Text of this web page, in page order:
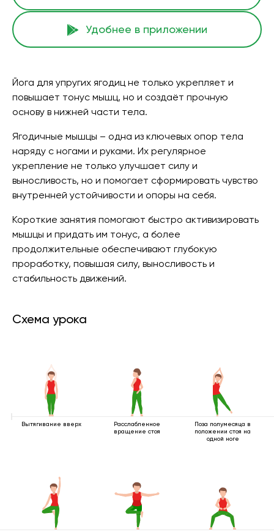
Удобнее в приложении
Йога для упругих ягодиц не только укрепляет и
повышает тонус мышц, но и создаёт прочную
основу в нижней части тела.
Ягодичные мышцы – одна из ключевых опор тела
наряду с ногами и руками. Их регулярное
укрепление не только улучшает силу и
выносливость, но и помогает сформировать чувство
внутренней устойчивости и опоры на себя.
Короткие занятия помогают быстро активизировать
мышцы и придать им тонус, а более
продолжительные обеспечивают глубокую
проработку, повышая силу, выносливость и
стабильность движений.
Схема урока
Вытягивание вверх
Расслабленное
вращение стоя
Поза полумесяца в
положении стоя на
одной ноге